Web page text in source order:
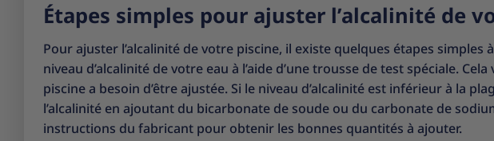
Étapes simples pour ajuster l’alcalinité de
Pour ajuster l’alcalinité de votre piscine, il existe quelques étapes simples
niveau d’alcalinité de votre eau à l’aide d’une trousse de test spéciale.
piscine a besoin d’être ajustée. Si le niveau d’alcalinité est inférieur à la
l’alcalinité en ajoutant du bicarbonate de soude ou du carbonate de
instructions du fabricant pour obtenir les bonnes quantités à ajouter.